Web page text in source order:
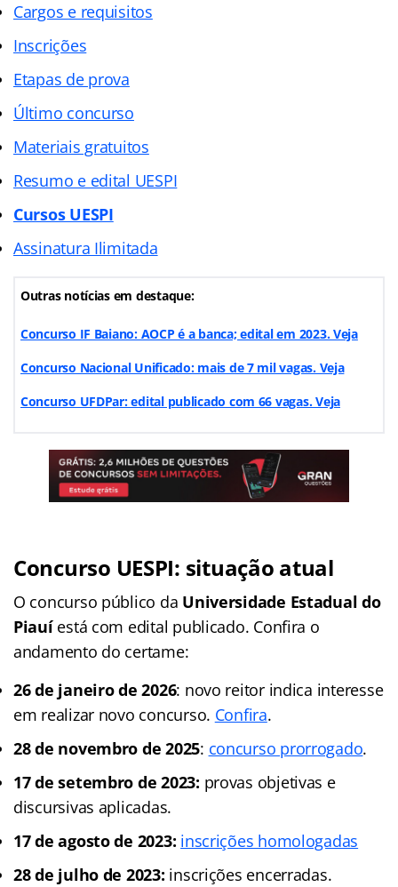
Cargos e requisitos
Inscrições
Etapas de prova
Último concurso
Materiais gratuitos
Resumo e edital UESPI
Cursos UESPI
Assinatura Ilimitada
Outras notícias em destaque:
Concurso IF Baiano: AOCP é a banca; edital em 2023. Veja
Concurso Nacional Unificado: mais de 7 mil vagas. Veja
Concurso UFDPar: edital publicado com 66 vagas. Veja
Concurso UESPI: situação atual
O concurso público da Universidade Estadual do
Piauíestá com edital publicado. Confira o
andamento do certame:
26 de janeiro de 2026: novo reitor indica interesse
em realizar novo concurso. Confira.
28 de novembro de 2025: concurso prorrogado.
17 de setembro de 2023: provas objetivas e
discursivas aplicadas.
17 de agosto de 2023: inscrições homologadas
28 de julho de 2023: inscrições encerradas.